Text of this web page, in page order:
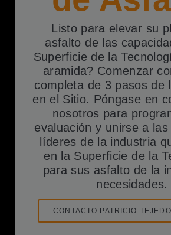
Listo para elevar su
asfalto de las
Superficie de la
aramida? Comenzar
completa de 3 pasos de
en el Sitio. Póngase en
nosotros para
evaluación y unirse a
líderes de la industria
en la Superficie de la
para sus asfalto de la
necesidades.
CONTACTO PATRICIO